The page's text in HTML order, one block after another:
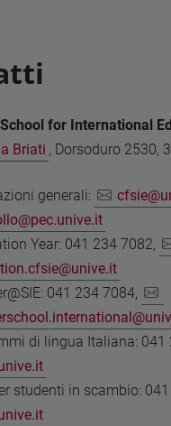
for International
Briati , Dorsoduro 2530,
generali:
Year: 041 234 7082,
041 234 7084,
di lingua Italiana: 041
studenti in scambio: